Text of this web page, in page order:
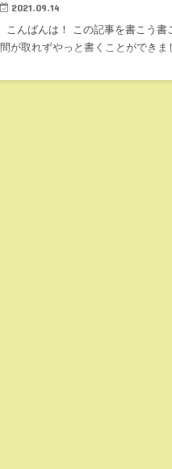
2021.09.14
こんばんは！ この記事を書こう書
間が取れずやっと書くことができ